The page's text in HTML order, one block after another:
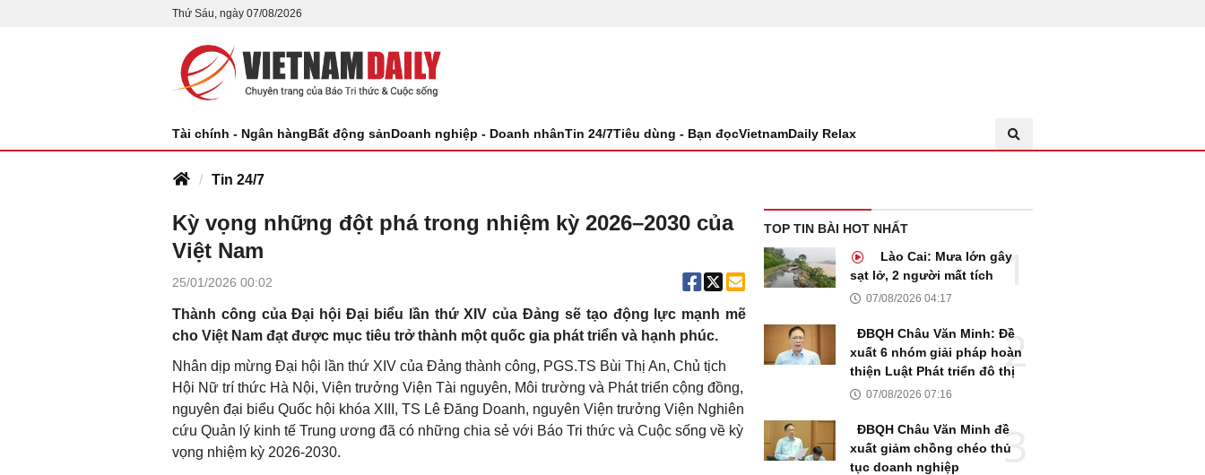
Thứ Sáu, ngày 07/08/2026
Tài chính - Ngân hàngBất động sảnDoanh nghiệp - Doanh nhânTin 24/7Tiêu dùng - Bạn đọcVietnamDaily Relax
Tin 24/7
Kỳ vọng những đột phá trong nhiệm kỳ 2026–2030 của
Việt Nam
25/01/2026 00:02
Thành công của Đại hội Đại biểu lần thứ XIV của Đảng sẽ tạo động lực mạnh mẽ
cho Việt Nam đạt được mục tiêu trở thành một quốc gia phát triển và hạnh phúc.
Nhân dịp mừng Đại hội lần thứ XIV của Đảng thành công, PGS.TS Bùi Thị An, Chủ tịch
Hội Nữ trí thức Hà Nội, Viện trưởng Viện Tài nguyên, Môi trường và Phát triển cộng đồng,
nguyên đại biểu Quốc hội khóa XIII, TS Lê Đăng Doanh, nguyên Viện trưởng Viện Nghiên
cứu Quản lý kinh tế Trung ương đã có những chia sẻ với Báo Tri thức và Cuộc sống về kỳ
vọng nhiệm kỳ 2026-2030.
TOP TIN BÀI HOT NHẤT
Lào Cai: Mưa lớn gây
sạt lở, 2 người mất tích
07/08/2026 04:17
ĐBQH Châu Văn Minh: Đề
xuất 6 nhóm giải pháp hoàn
thiện Luật Phát triển đô thị
07/08/2026 07:16
ĐBQH Châu Văn Minh đề
xuất giảm chồng chéo thủ
tục doanh nghiệp